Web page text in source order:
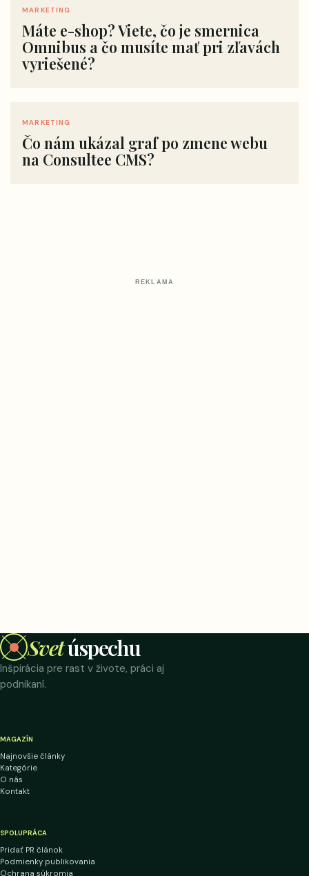
MARKETING
Máte e-shop? Viete, čo je smernica
Omnibus a čo musíte mať pri zľavách
vyriešené?
MARKETING
Čo nám ukázal graf po zmene webu
na Consultee CMS?
REKLAMA
Svetúspechu
Inšpirácia pre rast v živote, práci aj
podnikaní.
MAGAZÍN
Najnovšie články
Kategórie
O nás
Kontakt
SPOLUPRÁCA
Pridať PR článok
Podmienky publikovania
Ochrana súkromia